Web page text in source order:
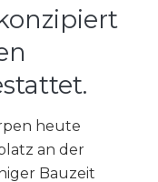
heute
an der
Bauzeit